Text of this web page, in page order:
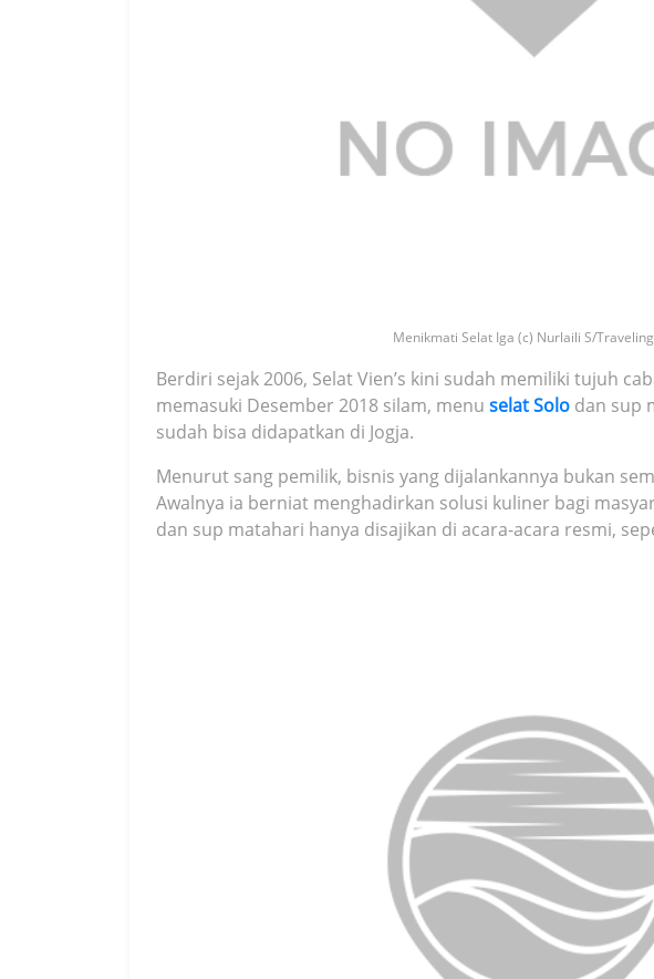
Menikmati Selat Iga (c) Nurlaili S/
Berdiri sejak 2006, Selat Vien’s kini sudah memiliki tujuh
memasuki Desember 2018 silam, menu selat Solo dan sup
sudah bisa didapatkan di Jogja.
Menurut sang pemilik, bisnis yang dijalankannya bukan
Awalnya ia berniat menghadirkan solusi kuliner bagi
dan sup matahari hanya disajikan di acara-acara resmi,